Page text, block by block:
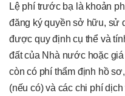
Lệ phí trước bạ là khoản
đăng ký quyền sở hữu, sử
được quy định cụ thể và
đất của Nhà nước hoặc
còn có phí thẩm định hồ
(nếu có) và các chi phí